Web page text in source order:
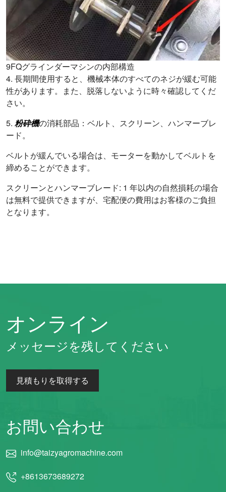
9FQグラインダーマシンの内部構造
4. 長期間使用すると、機械本体のすべてのネジが緩む可能
性があります。また、脱落しないように時々確認してくだ
さい。
5. 粉砕機の消耗部品：ベルト、スクリーン、ハンマーブレ
ード。
ベルトが緩んでいる場合は、モーターを動かしてベルトを
締めることができます。
スクリーンとハンマーブレード: 1 年以内の自然損耗の場合
は無料で提供できますが、宅配便の費用はお客様のご負担
となります。
オンライン
メッセージを残してください
見積もりを取得する
お問い合わせ
info@taizyagromachine.com
+8613673689272